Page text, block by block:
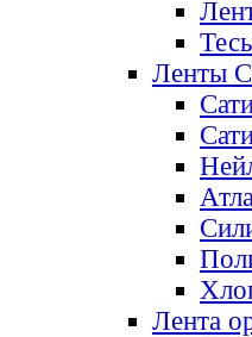
Ленты
Лента